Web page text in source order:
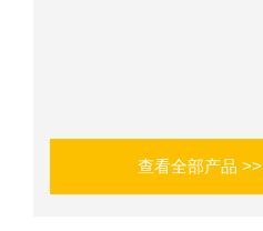
查看全部产品 >>